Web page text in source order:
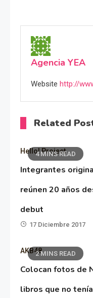
Agencia YEA
Website http://
Related
4 MINS READ
Hello! Project
Integrantes
reúnen 20 años
debut
17 Diciembre 2017
2 MINS READ
AKB48
Colocan fotos de
libros que no